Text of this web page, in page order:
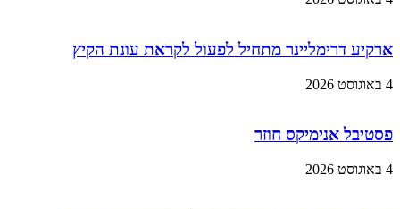
ארקיע דרימליינר מתחיל לפעול לקראת עונת הקיץ
4 באוגוסט 2026
פסטיבל אנימיקס חוזר
4 באוגוסט 2026